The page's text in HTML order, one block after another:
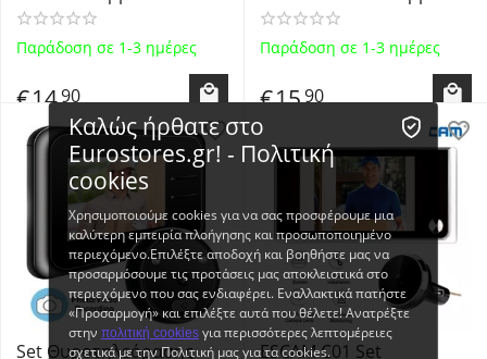
Κουδούνι Πόρτας με ένα
Πομπό και ένα Δέκτη -
BLACK
Παράδοση σε 1-3 ημέρες
€1490
Κουδούνι Πόρτας με ένα
Πομπό και ένα Δέκτη
Παράδοση σε 1-3 ημέρες
€1590
Set Θυροτηλεόρασης
ESCAM C01 Set
Καλώς ήρθατε στο
Eurostores.gr! - Πολιτική
cookies
Χρησιμοποιούμε cookies για να σας προσφέρουμε μια
καλύτερη εμπειρία πλοήγησης και προσωποποιημένο
περιεχόμενο.Επιλέξτε αποδοχή και βοηθήστε μας να
προσαρμόσουμε τις προτάσεις μας αποκλειστικά στο
περιεχόμενο που σας ενδιαφέρει. Εναλλακτικά πατήστε
«Προσαρμογή» και επιλέξτε αυτά που θέλετε! Ανατρέξτε
στην πολιτική cookiesγια περισσότερες λεπτομέρειες
σχετικά με την Πολιτική μας για τα cookies.